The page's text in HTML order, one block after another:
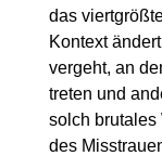
das
Kontext
vergeht, an
treten und
solch brutales
des